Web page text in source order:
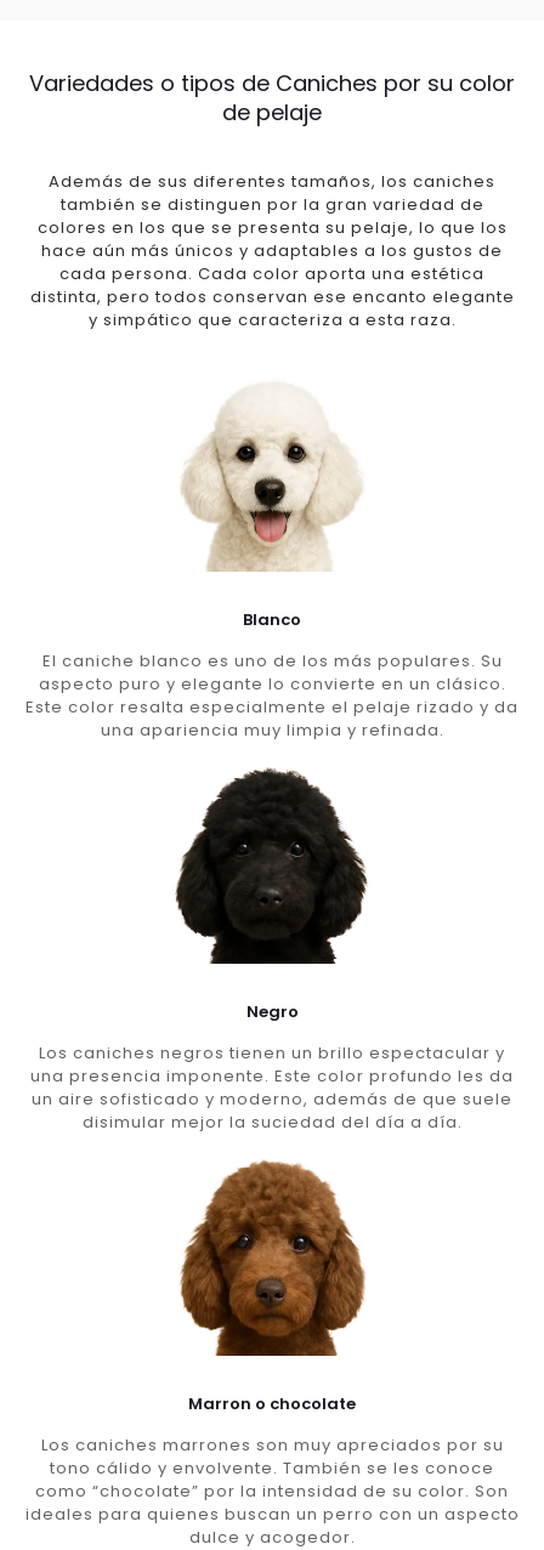
Variedades o tipos de Caniches por su color
de pelaje
Además de sus diferentes tamaños, los caniches
también se distinguen por la gran variedad de
colores en los que se presenta su pelaje, lo que los
hace aún más únicos y adaptables a los gustos de
cada persona. Cada color aporta una estética
distinta, pero todos conservan ese encanto elegante
y simpático que caracteriza a esta raza.
Blanco
El caniche blanco es uno de los más populares. Su
aspecto puro y elegante lo convierte en un clásico.
Este color resalta especialmente el pelaje rizado y da
una apariencia muy limpia y refinada.
Negro
Los caniches negros tienen un brillo espectacular y
una presencia imponente. Este color profundo les da
un aire sofisticado y moderno, además de que suele
disimular mejor la suciedad del día a día.
Marron o chocolate
Los caniches marrones son muy apreciados por su
tono cálido y envolvente. También se les conoce
como “chocolate” por la intensidad de su color. Son
ideales para quienes buscan un perro con un aspecto
dulce y acogedor.